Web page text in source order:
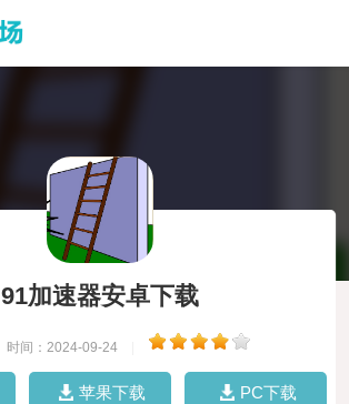
91加速器安卓下载
时间：2024-09-24
苹果下载 PC下载